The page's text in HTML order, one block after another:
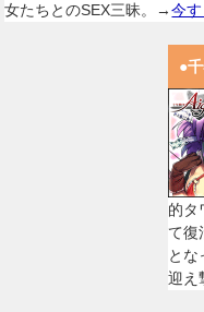
女たちとのSEX三昧。→今
●
的タ
て復
とな
迎え